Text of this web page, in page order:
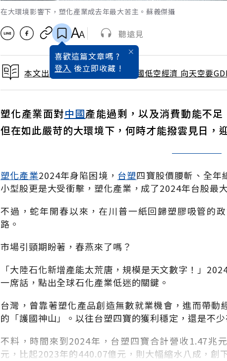
在大環境影響下，塑化產業成去年最大苦主。蘇義傑攝
喜歡這篇文章嗎 ?
登入 後立即收藏 !
聽遠見
本文出自 2025 / 3月號雜誌 中國低空經濟 向天空要
塑化產業面對中國產能過剩，以及消費動能不足
但在如此嚴苛的大環境下，何時才能撥雲見日，
塑化產業2024年身陷困境， 台塑四寶股價腰斬、全年
小型股更是大受衝擊，塑化產業，成了2024年台股最
不過，蛇年開春以來，在川普一紙回歸塑膠吸管的
路。
市場引頸期盼著，春燕來了嗎？
「大陸石化新增產能太荒唐，規模是天文數字！」
一席話，點出全球石化產業低迷的關鍵。
台灣，曾靠著塑化產品創造無數就業機會，進而帶
的「護國神山」。以往台塑四寶的獲利穩定，還是不少
不料，時間來到2024年，台塑四寶合計營收1.47兆
元，比起2023年的440.07億元，則大幅縮水八成，創